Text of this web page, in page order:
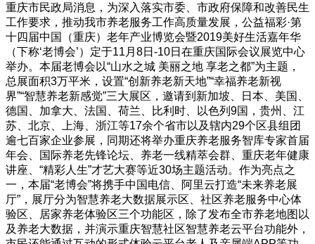
重庆市民政局消息，为深入落实市委、市政府保障和改善民生
工作要求，推动我市养老服务工作高质量发展，公益福彩·第
十四届中国（重庆）老年产业博览会暨2019美好生活嘉年华
（下称‘老博会’）定于11月8日-10日在重庆国际会议展览中心
举办。本届老博会以“山水之城 美丽之地 享老之都”为主题，
总展面积3万平米，设置“创新养老新天地”“幸福养老新视
界”“智慧养老新感觉”三大展区，邀请到新加坡、日本、美国、
德国、加拿大、法国、荷兰、比利时、以色列9国，贵州、江
苏、北京、上海、浙江等17余个省市以及辖内29个区县组团
逾七百家企业参展，同期还将举办重庆养老服务智库专家首届
年会、国际养老先锋论坛、养老一线精萃会群、重庆老年健康
讲座、“精彩人生”才艺大赛等近30场主题活动。作为亮点之
一，本届“老博会”将携手中国电信、阿里云打造“未来养老展
厅”，展厅分为智慧养老大数据展示区、社区养老服务中心体
验区、居家养老体验区三个功能区，除了发布全市养老地图以
及养老大数据，并演示重庆智慧社区智慧养老云平台功能外，